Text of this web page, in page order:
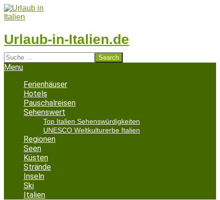
Skip
to
Urlaub-in-Italien.de
Search
Secondary
Menu
Ferienhäuser
Hotels
Pauschalreisen
Sehenswert
Top Italien Sehenswürdigkeiten
UNESCO Weltkulturerbe Italien
Regionen
Seen
Küsten
Strände
Inseln
Ski
Italien